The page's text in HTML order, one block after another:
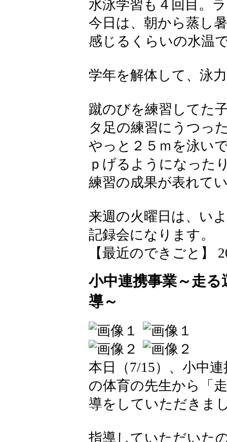
水泳学習も４回目。
今日は、朝から蒸し
感じるくらいの水温
学年を解体して、泳
蹴のびを練習してた
タ足の練習にうつっ
やっと２５ｍを泳い
ｐげるようになった
練習の成果が表れて
来週の火曜日は、い
記録会になります。
【最近のできごと】
小中連携事業～走
導～
本日（7/15）、小中
の体育の先生から「
導をしていただきま
指導していただいた